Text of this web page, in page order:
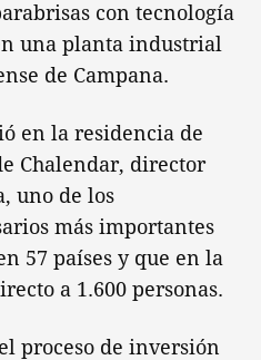
con tecnología
una planta industrial
de Campana.
en la residencia de
Chalendar, director
uno de los
más importantes
57 países y que en la
a 1.600 personas.
proceso de inversión